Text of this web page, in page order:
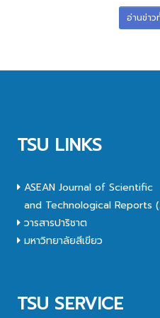
อ่านข่า
TSU LINKS
ASEAN Journal of Scientific
and Technological Reports
วารสารปาริชาต
มหาวิทยาลัยสีเขียว
TSU SERVICE